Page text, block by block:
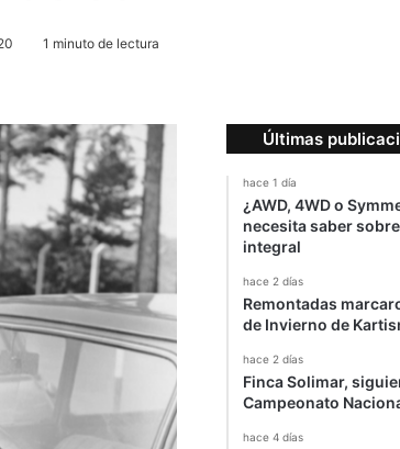
1 minuto de lectura
Últimas
hace 1 día
¿AWD, 4WD o
necesita saber
integral
hace 2 días
Remontadas
de Invierno de
hace 2 días
Finca Solimar,
Campeonato
hace 4 días